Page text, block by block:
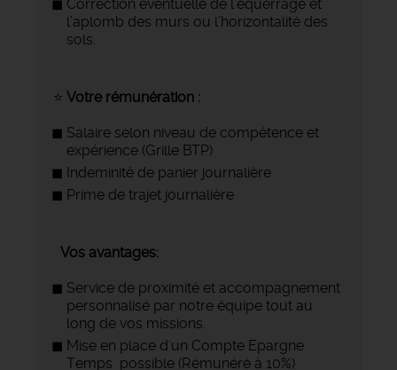
Correction éventuelle de l’équerrage et
l’aplomb des murs ou l’horizontalité des
sols.
⭐ Votre rémunération :
Salaire selon niveau de compétence et
expérience (Grille BTP)
Indeminité de panier journalière
Prime de trajet journalière
Vos avantages:
Service de proximité et accompagnement
personnalisé par notre équipe tout au
long de vos missions.
Mise en place d'un Compte Epargne
Temps possible (Rémunéré à 10%)